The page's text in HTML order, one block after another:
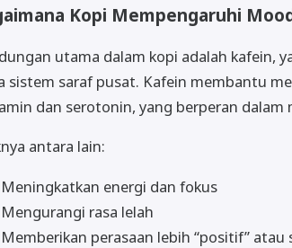
Kopi Mempengaruhi
utama dalam kopi adalah kafein,
sistem saraf pusat. Kafein membantu
dan serotonin, yang berperan dalam
antara lain:
Meningkatkan energi dan fokus
Mengurangi rasa lelah
Memberikan perasaan lebih “positif” atau